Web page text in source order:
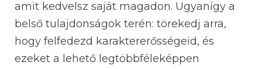
amit kedvelsz saját magadon. Ugyanígy a
belső tulajdonságok terén: törekedj arra,
hogy felfedezd karaktererősségeid, és
ezeket a lehető legtöbbféleképpen